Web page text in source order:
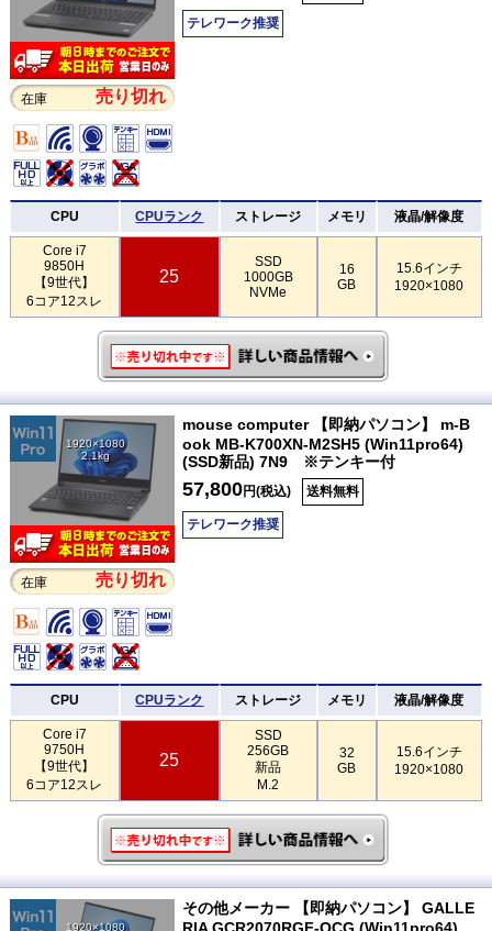
在庫 売り切れ
テレワーク推奨
CPU CPUランク ストレージ メモリ 液晶/解像度
Core i7
9850H
【9世代】
6コア12スレ
25
SSD
1000GB
NVMe
16
GB
15.6インチ
1920×1080
1920×1080
2.1kg
在庫 売り切れ
mouse computer 【即納パソコン】 m-B
ook MB-K700XN-M2SH5 (Win11pro64)
(SSD新品) 7N9 ※テンキー付
57,800円(税込) 送料無料
テレワーク推奨
CPU CPUランク ストレージ メモリ 液晶/解像度
Core i7
9750H
【9世代】
6コア12スレ
25
SSD
256GB
新品
M.2
32
GB
15.6インチ
1920×1080
1920×1080
その他メーカー 【即納パソコン】 GALLE
RIA GCR2070RGF-QCG (Win11pro64)